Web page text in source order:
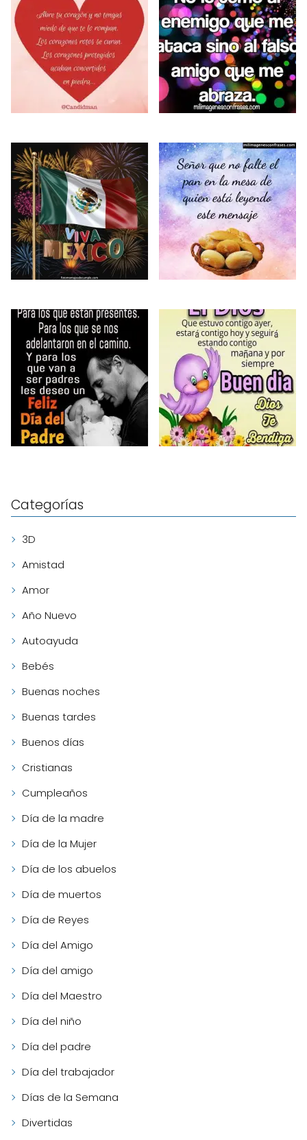
Categorías
3D
Amistad
Amor
Año Nuevo
Autoayuda
Bebés
Buenas noches
Buenas tardes
Buenos días
Cristianas
Cumpleaños
Día de la madre
Día de la Mujer
Día de los abuelos
Día de muertos
Día de Reyes
Día del Amigo
Día del amigo
Día del Maestro
Día del niño
Día del padre
Día del trabajador
Días de la Semana
Divertidas